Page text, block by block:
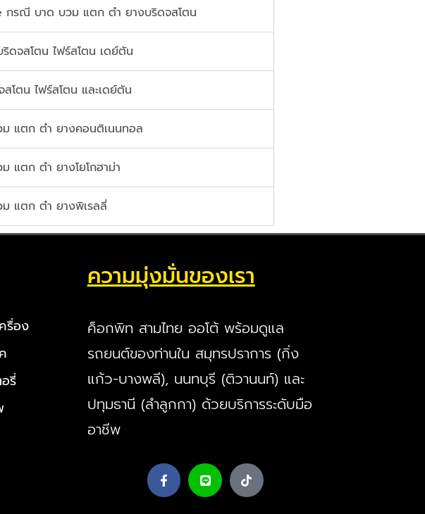
กรณี บาด บวม แตก ตำ ยางบริดจสโตน
ริดจสโตน ไฟร์สโตน เดย์ตัน
โตน ไฟร์สโตน และเดย์ตัน
ม แตก ตำ ยางคอนติเนนทอล
แตก ตำ ยางโยโกฮาม่า
แตก ตำ ยางพิเรลลี่
รื่อง
รี่
ความมุ่งมั่นของเรา
ค็อกพิท สามไทย ออโต้ พร้อมดูแล
รถยนต์ของท่านใน สมุทรปราการ (กิ่ง
แก้ว-บางพลี), นนทบุรี (ติวานนท์) และ
ปทุมธานี (ลำลูกกา) ด้วยบริการระดับมือ
อาชีพ